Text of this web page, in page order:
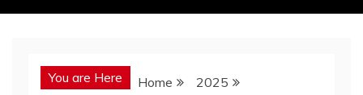
You are Here Home
2025